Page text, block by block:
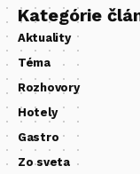
Kategórie
Aktuality
Téma
Rozhovory
Hotely
Gastro
Zo sveta